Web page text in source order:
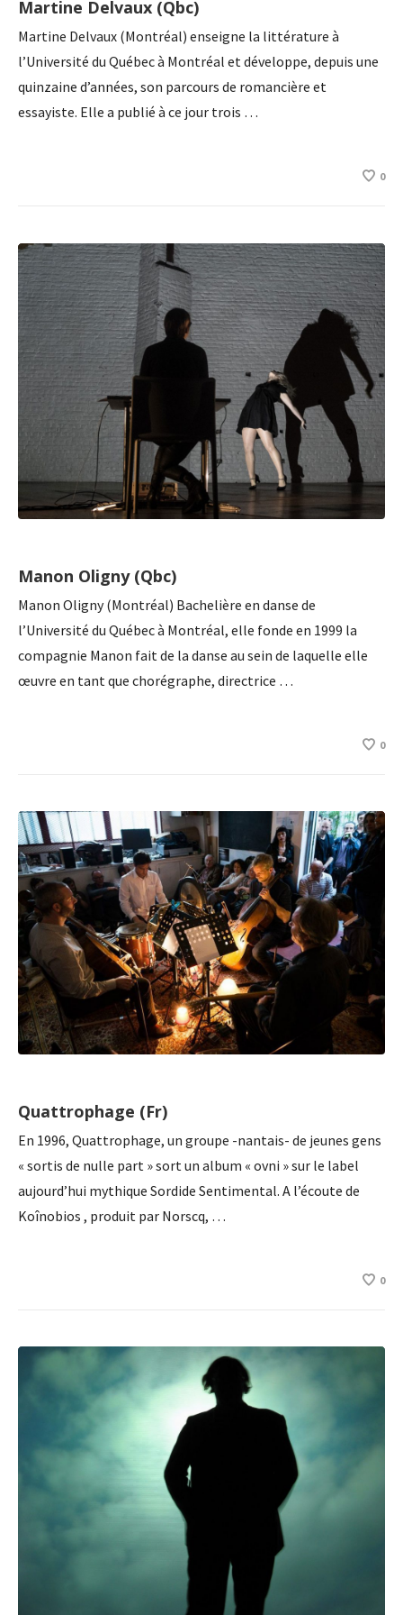
Martine Delvaux (Qbc)
Martine Delvaux (Montréal) enseigne la littérature à
l’Université du Québec à Montréal et développe, depuis une
quinzaine d’années, son parcours de romancière et
essayiste. Elle a publié à ce jour trois …
0
Manon Oligny (Qbc)
Manon Oligny (Montréal) Bachelière en danse de
l’Université du Québec à Montréal, elle fonde en 1999 la
compagnie Manon fait de la danse au sein de laquelle elle
œuvre en tant que chorégraphe, directrice …
0
Quattrophage (Fr)
En 1996, Quattrophage, un groupe -nantais- de jeunes gens
« sortis de nulle part » sort un album « ovni » sur le label
aujourd’hui mythique Sordide Sentimental. A l’écoute de
Koînobios , produit par Norscq, …
0